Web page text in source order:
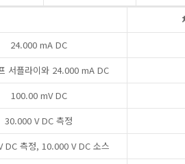
24.000 mA DC
서플라이와 24.000 mA DC
100.00 mV DC
30.000 V DC 측정
DC 측정, 10.000 V DC 소스